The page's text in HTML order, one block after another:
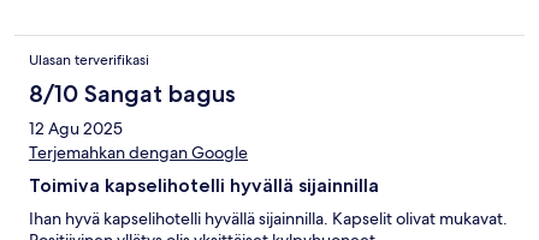
Ulasan terverifikasi
8/10 Sangat bagus
12 Agu 2025
Terjemahkan dengan Google
Toimiva kapselihotelli hyvällä sijainnilla
Ihan hyvä kapselihotelli hyvällä sijainnilla. Kapselit olivat mukavat.